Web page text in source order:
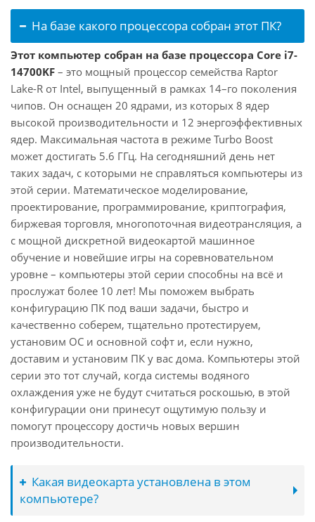
На базе какого процессора собран этот ПК?
Этот компьютер собран на базе процессора Core i7-
14700KF – это мощный процессор семейства Raptor
Lake-R от Intel, выпущенный в рамках 14–го поколения
чипов. Он оснащен 20 ядрами, из которых 8 ядер
высокой производительности и 12 энергоэффективных
ядер. Максимальная частота в режиме Turbo Boost
может достигать 5.6 ГГц. На сегодняшний день нет
таких задач, с которыми не справляться компьютеры из
этой серии. Математическое моделирование,
проектирование, программирование, криптография,
биржевая торговля, многопоточная видеотрансляция, а
с мощной дискретной видеокартой машинное
обучение и новейшие игры на соревновательном
уровне – компьютеры этой серии способны на всё и
прослужат более 10 лет! Мы поможем выбрать
конфигурацию ПК под ваши задачи, быстро и
качественно соберем, тщательно протестируем,
установим ОС и основной софт и, если нужно,
доставим и установим ПК у вас дома. Компьютеры этой
серии это тот случай, когда системы водяного
охлаждения уже не будут считаться роскошью, в этой
конфигурации они принесут ощутимую пользу и
помогут процессору достичь новых вершин
производительности.
Какая видеокарта установлена в этом
компьютере?